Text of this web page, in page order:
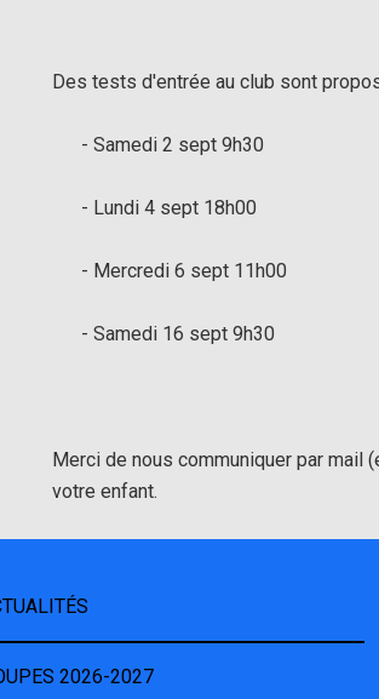
Des tests d'entrée au club sont
- Samedi 2 sept 9h30
- Lundi 4 sept 18h00
- Mercredi 6 sept 11h00
- Samedi 16 sept 9h30
Merci de nous communiquer par mail
votre enfant.
2026-2027